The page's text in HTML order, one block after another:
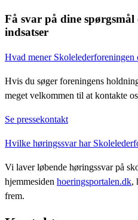
Få svar på dine
indsatser
Hvad mener Skolelederforeningen
Hvis du søger foreningens
meget velkommen til at kontakte
Se pressekontakt
Hvilke høringssvar har
Vi laver løbende høringssvar på
hjemmesiden hoeringsportalen.dk,
frem.